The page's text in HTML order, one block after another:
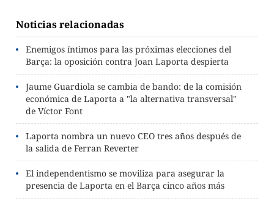
Noticias relacionadas
Enemigos íntimos para las próximas elecciones del
Barça: la oposición contra Joan Laporta despierta
Jaume Guardiola se cambia de bando: de la comisión
económica de Laporta a "la alternativa transversal"
de Víctor Font
Laporta nombra un nuevo CEO tres años después de
la salida de Ferran Reverter
El independentismo se moviliza para asegurar la
presencia de Laporta en el Barça cinco años más